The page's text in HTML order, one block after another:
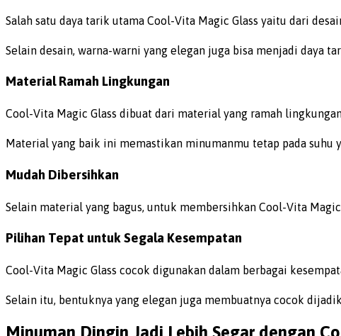
Salah satu daya tarik utama Cool-Vita Magic Glass yaitu dari
Selain desain, warna-warni yang elegan juga bisa menjadi daya
Material Ramah Lingkungan
Cool-Vita Magic Glass dibuat dari material yang ramah
Material yang baik ini memastikan minumanmu tetap pada suhu
Mudah Dibersihkan
Selain material yang bagus, untuk membersihkan Cool-Vita
Pilihan Tepat untuk Segala Kesempatan
Cool-Vita Magic Glass cocok digunakan dalam berbagai
Selain itu, bentuknya yang elegan juga membuatnya cocok
Minuman Dingin Jadi Lebih Segar dengan